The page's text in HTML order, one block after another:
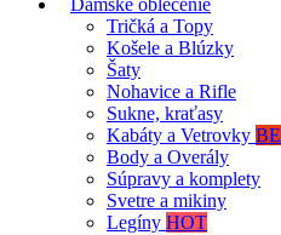
Dámske oblečenie
Tričká a Topy
Košele a Blúzky
Šaty
Nohavice a Rifle
Sukne, kraťasy
Kabáty a Vetrovky
Body a Overály
Súpravy a komplety
Svetre a mikiny
Legíny HOT